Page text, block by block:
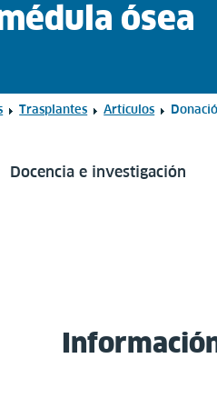
ósea
Trasplantes Artículos
Docencia e investigación